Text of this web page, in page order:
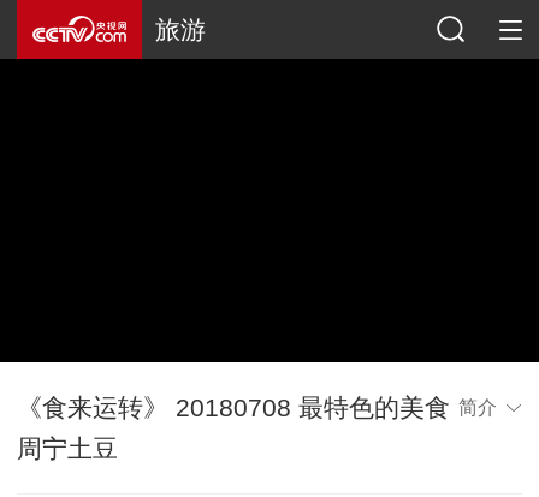
旅游
《食来运转》 20180708 最特色的美食
周宁土豆
简介